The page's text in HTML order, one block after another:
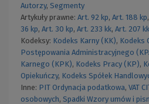
Autorzy, Segmenty
Artykuły prawne: Art. 92 kp, Art. 188 kp,
36 kp, Art. 30 kp, Art. 233 kk, Art. 207 kk
Kodeksy: Kodeks Karny (KK), Kodeks
Postępowania Administracyjnego
Karnego (KPK), Kodeks Pracy (KP),
Opiekuńczy, Kodeks Spółek
Inne: PIT Ordynacja podatkowa, VAT
osobowych, Spadki Wzory umów i